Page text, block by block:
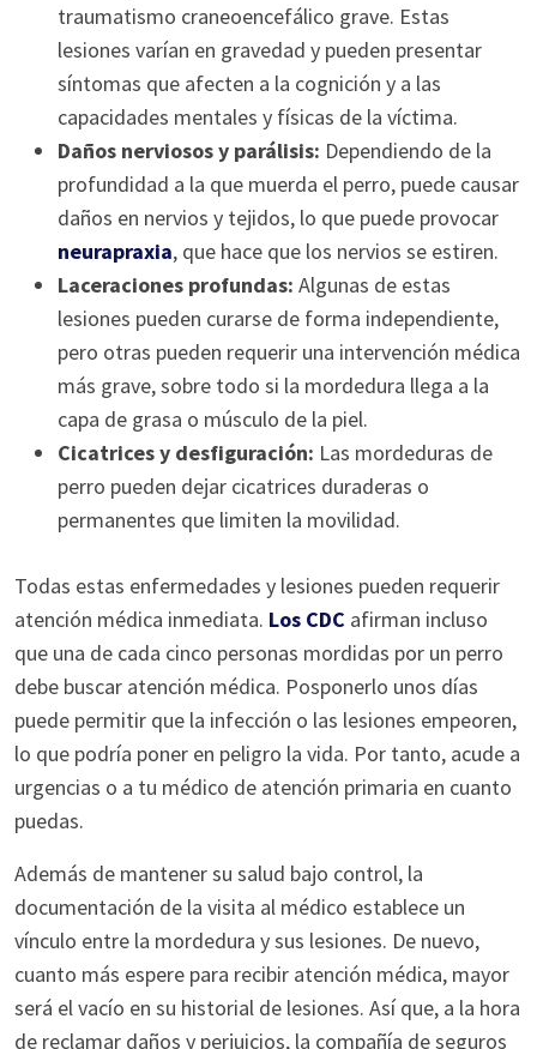
traumatismo craneoencefálico grave. Estas
lesiones varían en gravedad y pueden presentar
síntomas que afecten a la cognición y a las
capacidades mentales y físicas de la víctima.
Daños nerviosos y parálisis: Dependiendo de la
profundidad a la que muerda el perro, puede causar
daños en nervios y tejidos, lo que puede provocar
neurapraxia, que hace que los nervios se estiren.
Laceraciones profundas: Algunas de estas
lesiones pueden curarse de forma independiente,
pero otras pueden requerir una intervención médica
más grave, sobre todo si la mordedura llega a la
capa de grasa o músculo de la piel.
Cicatrices y desfiguración: Las mordeduras de
perro pueden dejar cicatrices duraderas o
permanentes que limiten la movilidad.
Todas estas enfermedades y lesiones pueden requerir
atención médica inmediata. Los CDC afirman incluso
que una de cada cinco personas mordidas por un perro
debe buscar atención médica. Posponerlo unos días
puede permitir que la infección o las lesiones empeoren,
lo que podría poner en peligro la vida. Por tanto, acude a
urgencias o a tu médico de atención primaria en cuanto
puedas.
Además de mantener su salud bajo control, la
documentación de la visita al médico establece un
vínculo entre la mordedura y sus lesiones. De nuevo,
cuanto más espere para recibir atención médica, mayor
será el vacío en su historial de lesiones. Así que, a la hora
de reclamar daños y perjuicios, la compañía de seguros